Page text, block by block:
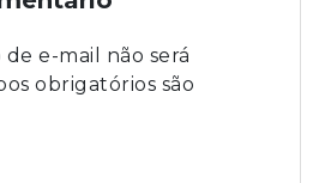
e-mail não será
obrigatórios são